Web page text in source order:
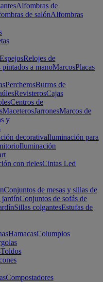
Alfombras de
de salónAlfombras
EspejosRelojes de
pintados a manoMarcosPlacas
PercherosBurros de
RevisterosCajas
Centros de
MaceterosJarronesMarcos de
y
decorativaIluminación para
Iluminación
con rielesCintas Led
Conjuntos de mesas y sillas de
jardínConjuntos de sofás de
Sillas colgantesEstufas de
HamacasColumpios
Toldos
Compostadores